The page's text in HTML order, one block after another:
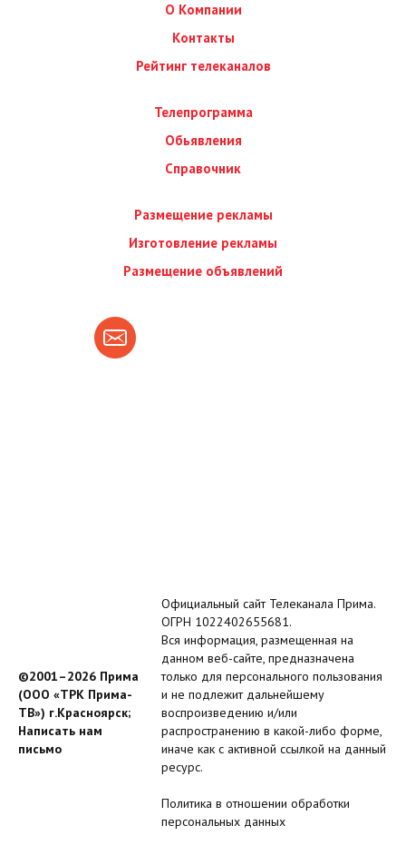
О Компании
Контакты
Рейтинг телеканалов
Телепрограмма
Обьявления
Справочник
Размещение рекламы
Изготовление рекламы
Размещение объявлений
©2001–2026 Прима
(ООО «ТРК Прима-
ТВ») г.Красноярск;
Написать нам
письмо
Официальный сайт Телеканала Прима.
ОГРН 1022402655681.
Вся информация, размещенная на
данном веб-сайте, предназначена
только для персонального пользования
и не подлежит дальнейшему
воспроизведению и/или
распространению в какой-либо форме,
иначе как с активной ссылкой на данный
ресурс.
Политика в отношении обработки
персональных данных